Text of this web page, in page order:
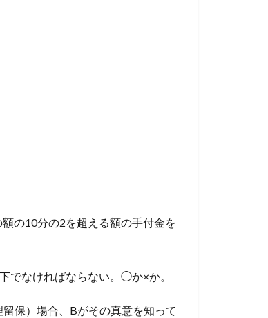
の10分の2を超える額の手付金を
でなければならない。◯か×か。
保）場合、Bがその真意を知って